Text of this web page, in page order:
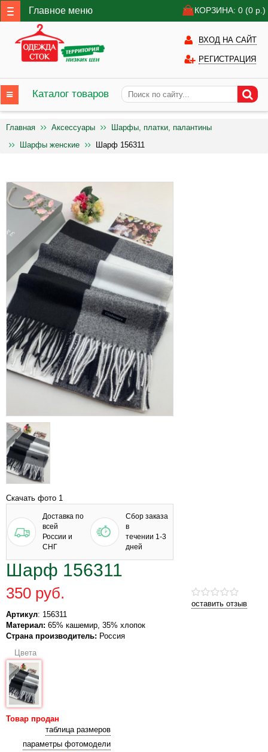
Главное меню КОРЗИНА: 0 (0 р.)
ВХОД НА САЙТ
РЕГИСТРАЦИЯ
Каталог товаров
Главная Аксессуары
Шарфы, платки, палантины
Шарфы женские
Шарф 156311
Скачать фото 1
Доставка по
всей
России и
СНГ
Сбор заказа
в
течении 1-3
дней
Шарф 156311
оставить отзыв
350 руб.
Артикул: 156311
Материал: 65% кашемир, 35% хлопок
Страна производитель: Россия
Цвета
Товар продан
таблица размеров
параметры фотомодели